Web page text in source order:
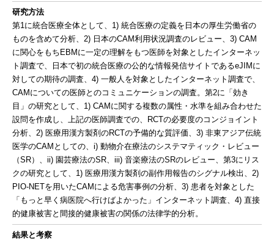
研究方法
第1に統合医療全体として、1) 統合医療の定義を日本の厚生労働省の
ものを含めて分析、2) 日本のCAM利用状況調査のレビュー、3) CAM
に関心をもちEBMに一定の理解をもつ医師を対象としたインターネッ
ト調査で、日本で初の統合医療の公的な情報発信サイトであるeJIMに
対しての期待の調査、4) 一般人を対象としたインターネット調査で、
CAMについての医師とのコミュニケーションの調査。第2に「効き
目」の研究として、1) CAMに関する複数の属性・水準を組み合わせた
設問を作成し、上記の医師調査での、RCTの必要度のコンジョイント
分析、2) 医療用漢方製剤のRCTの予備的な質評価、3) 非東アジア伝統
医学のCAMとしての、i) 動物介在療法のシステマティック・レビュー
（SR）、ii) 園芸療法のSR、iii) 音楽療法のSRのレビュー、第3にリス
クの研究として、1) 医療用漢方製剤の副作用報告のシグナル検出、2)
PIO-NETを用いたCAMによる危害事例の分析、3) 患者を対象とした
「もっと早く病医院へ行けばよかった」インターネット調査、4) 直接
的健康被害と間接的健康被害の関係の法律学的分析。
結果と考察